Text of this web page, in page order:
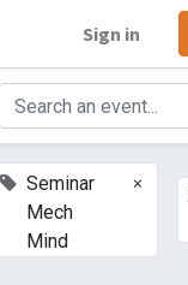
Sign in
Seminar
Mech
Mind
×